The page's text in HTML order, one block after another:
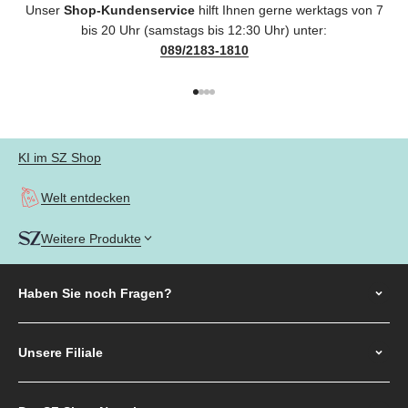
Unser Shop-Kundenservicehilft Ihnen gerne werktags von 7
bis 20 Uhr (samstags bis 12:30 Uhr) unter:
089/2183-1810
KI im SZ Shop
Welt entdecken
Weitere Produkte
Haben Sie noch Fragen?
Unsere Filiale